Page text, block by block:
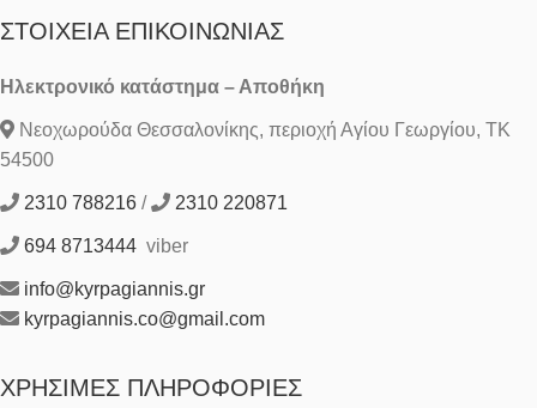
ΣΤΟΙΧΕΊΑ ΕΠΙΚΟΙΝΩΝΊΑΣ
Ηλεκτρονικό κατάστημα – Αποθήκη
Νεοχωρούδα Θεσσαλονίκης, περιοχή Αγίου Γεωργίου, ΤΚ
54500
2310 788216 / 2310 220871
694 8713444 viber
info@kyrpagiannis.gr
kyrpagiannis.co@gmail.com
ΧΡΉΣΙΜΕΣ ΠΛΗΡΟΦΟΡΊΕΣ